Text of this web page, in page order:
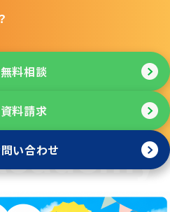
無料相談
資料請求
い合わせ